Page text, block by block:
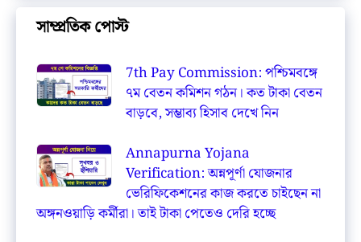
সাম্প্রতিক পোস্ট
7th Pay Commission: পশ্চিমবঙ্গে
৭ম বেতন কমিশন গঠন। কত টাকা বেতন
বাড়বে, সম্ভাব্য হিসাব দেখে নিন
Annapurna Yojana
Verification: অন্নপূর্ণা যোজনার
ভেরিফিকেশনের কাজ করতে চাইছেন না
অঙ্গনওয়াড়ি কর্মীরা। তাই টাকা পেতেও দেরি হচ্ছে